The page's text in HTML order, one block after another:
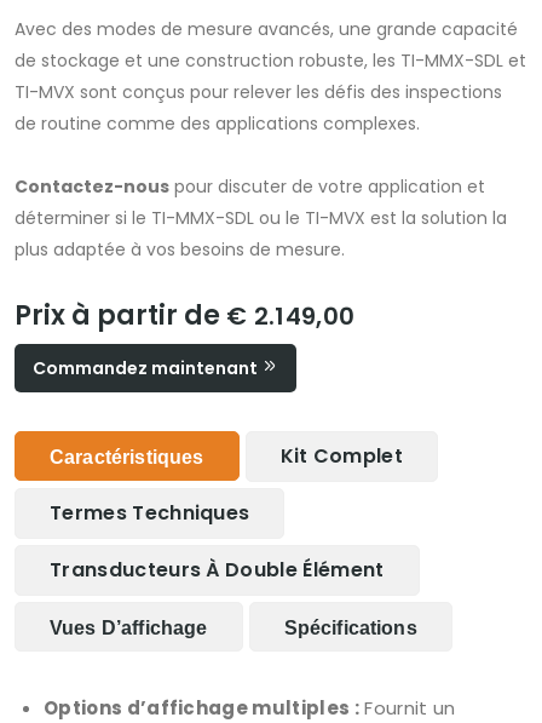
Avec des modes de mesure avancés, une grande capacité
de stockage et une construction robuste, les TI-MMX-SDL et
TI-MVX sont conçus pour relever les défis des inspections
de routine comme des applications complexes.
Contactez-nous pour discuter de votre application et
déterminer si le TI-MMX-SDL ou le TI-MVX est la solution la
plus adaptée à vos besoins de mesure.
Prix à partir de € 2.149,00
Commandez maintenant
Caractéristiques Kit Complet
Termes Techniques
Transducteurs À Double Élément
Vues D’affichage Spécifications
Options d’affichage multiples :Fournit un